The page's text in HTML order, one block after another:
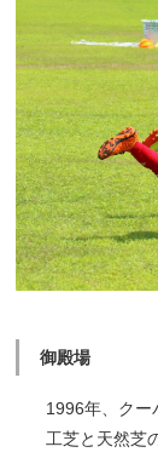
御殿場
1996年、クー
工芝と天然芝